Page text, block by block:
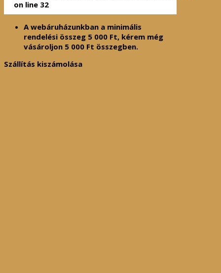
on line 32
A webáruházunkban a minimális
rendelési összeg 5 000 Ft, kérem még
vásároljon 5 000 Ft összegben.
Szállítás kiszámolása